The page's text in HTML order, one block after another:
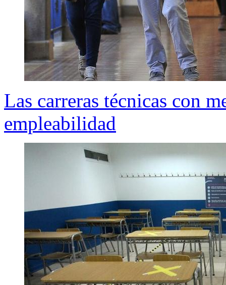
Las carreras técnicas con
empleabilidad